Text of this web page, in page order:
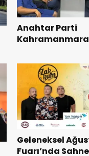
Anahtar Parti
Teşkilatı ile
Geleneksel
Fuarı’nda Sahne